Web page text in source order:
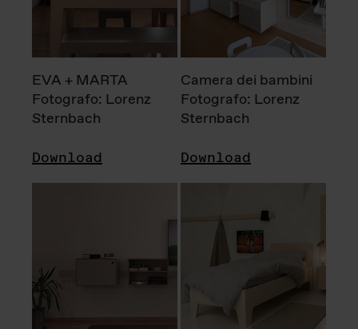
EVA + MARTA
Fotografo: Lorenz
Sternbach
Download
Camera dei bambini
Fotografo: Lorenz
Sternbach
Download